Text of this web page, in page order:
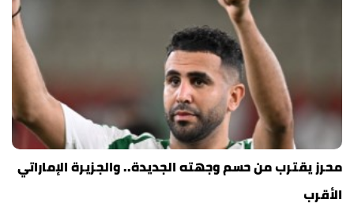
محرز يقترب من حسم وجهته الجديدة.. والجزيرة الإماراتي
الأقرب